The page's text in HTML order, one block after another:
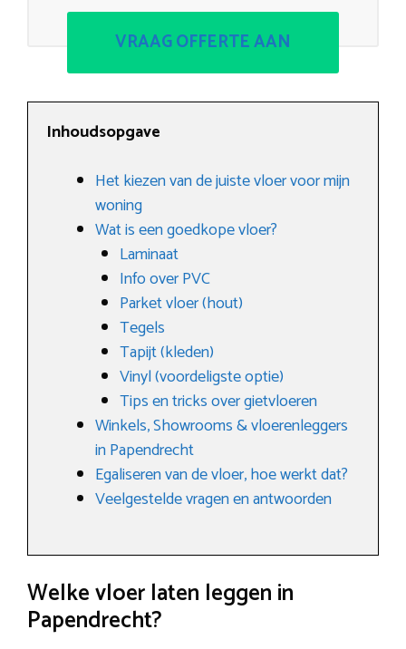
VRAAG OFFERTE AAN
Inhoudsopgave
Het kiezen van de juiste vloer voor mijn
woning
Wat is een goedkope vloer?
Laminaat
Info over PVC
Parket vloer (hout)
Tegels
Tapijt (kleden)
Vinyl (voordeligste optie)
Tips en tricks over gietvloeren
Winkels, Showrooms & vloerenleggers
in Papendrecht
Egaliseren van de vloer, hoe werkt dat?
Veelgestelde vragen en antwoorden
Welke vloer laten leggen in
Papendrecht?